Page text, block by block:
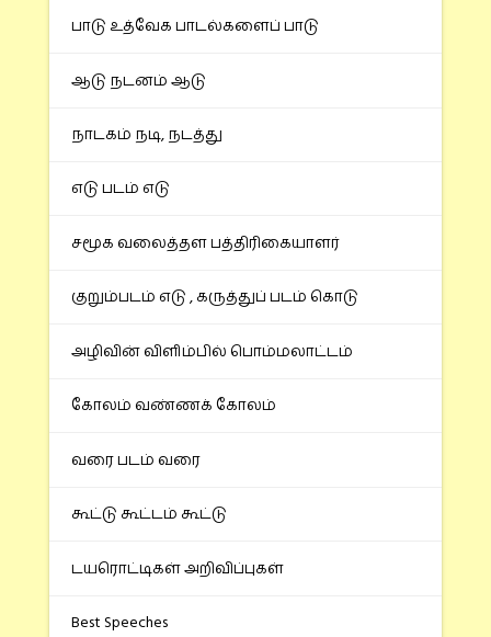
பாடு உத்வேக பாடல்களைப் பாடு
ஆடு நடனம் ஆடு
நாடகம் நடி, நடத்து
எடு படம் எடு
சமூக வலைத்தள பத்திரிகையாளர்
குறும்படம் எடு , கருத்துப் படம் கொடு
அழிவின் விளிம்பில் பொம்மலாட்டம்
கோலம் வண்ணக் கோலம்
வரை படம் வரை
கூட்டு கூட்டம் கூட்டு
டயரொட்டிகள் அறிவிப்புகள்
Best Speeches